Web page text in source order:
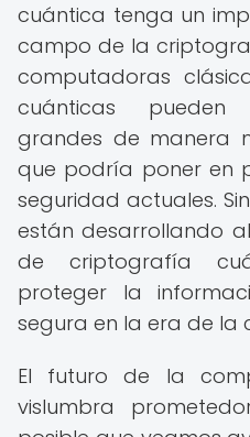
cuántica tenga un
campo de la
computadoras
cuánticas pueden
grandes de manera
que podría poner en
seguridad actuales.
están desarrollando
de criptografía
proteger la
segura en la era de la
El futuro de la
vislumbra